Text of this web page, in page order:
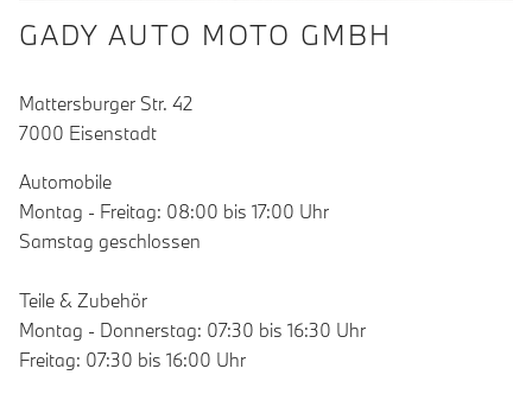
GADY AUTO MOTO GMBH
Mattersburger Str. 42
7000 Eisenstadt
Automobile
Montag - Freitag: 08:00 bis 17:00 Uhr
Samstag geschlossen
Teile & Zubehör
Montag - Donnerstag: 07:30 bis 16:30 Uhr
Freitag: 07:30 bis 16:00 Uhr